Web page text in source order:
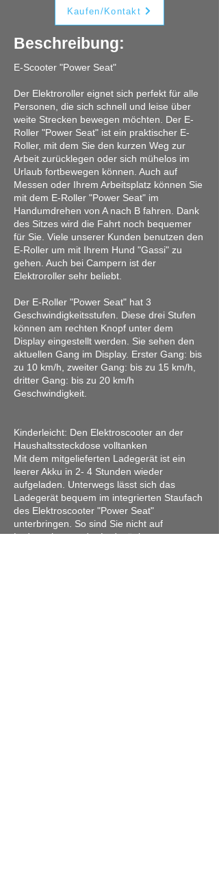
Kaufen/Kontakt
Beschreibung:
E-Scooter "Power Seat"
Der Elektroroller eignet sich perfekt für alle
Personen, die sich schnell und leise über
weite Strecken bewegen möchten. Der E-
Roller "Power Seat" ist ein praktischer E-
Roller, mit dem Sie den kurzen Weg zur
Arbeit zurücklegen oder sich mühelos im
Urlaub fortbewegen können. Auch auf
Messen oder Ihrem Arbeitsplatz können Sie
mit dem E-Roller "Power Seat" im
Handumdrehen von A nach B fahren. Dank
des Sitzes wird die Fahrt noch bequemer
für Sie. Viele unserer Kunden benutzen den
E-Roller um mit Ihrem Hund "Gassi" zu
gehen. Auch bei Campern ist der
Elektroroller sehr beliebt.
Der E-Roller "Power Seat" hat 3
Geschwindigkeitsstufen. Diese drei Stufen
können am rechten Knopf unter dem
Display eingestellt werden. Sie sehen den
aktuellen Gang im Display. Erster Gang: bis
zu 10 km/h, zweiter Gang: bis zu 15 km/h,
dritter Gang: bis zu 20 km/h
Geschwindigkeit.
Kinderleicht: Den Elektroscooter an der
Haushaltssteckdose volltanken
Mit dem mitgelieferten Ladegerät ist ein
leerer Akku in 2- 4 Stunden wieder
aufgeladen. Unterwegs lässt sich das
Ladegerät bequem im integrierten Staufach
des Elektroscooter "Power Seat"
unterbringen. So sind Sie nicht auf
Ladestationen oder Ladesäulen